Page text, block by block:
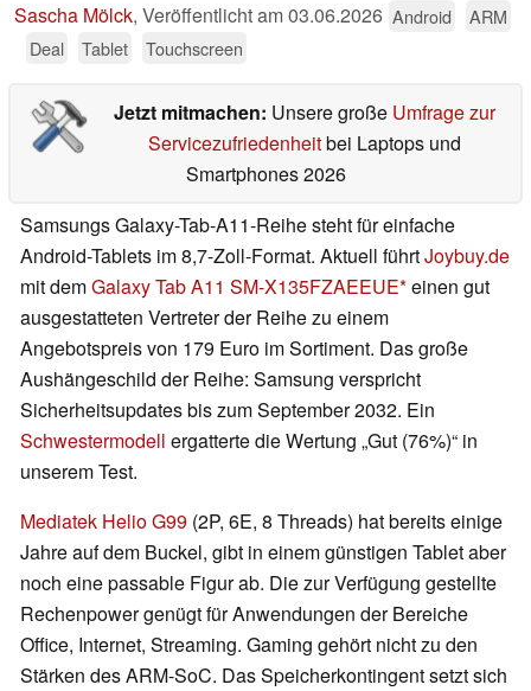
Sascha Mölck, Veröffentlicht am03.06.2026 Android
ARM
Deal
Tablet Touchscreen
Jetzt mitmachen: Unsere große Umfrage zur
Servicezufriedenheitbei Laptops und
Smartphones 2026
Samsungs Galaxy-Tab-A11-Reihe steht für einfache
Android-Tablets im 8,7-Zoll-Format. Aktuell führtJoybuy.de
mit demGalaxy Tab A11 SM-X135FZAEEUE einen gut
ausgestatteten Vertreter der Reihe zu einem
Angebotspreis von 179 Euro im Sortiment. Das große
Aushängeschild der Reihe: Samsung verspricht
Sicherheitsupdates bis zum September 2032. Ein
Schwestermodell ergatterte die Wertung „Gut (76%)“ in
unserem Test.
Mediatek Helio G99 (2P, 6E, 8 Threads) hat bereits einige
Jahre auf dem Buckel, gibt in einem günstigen Tablet aber
noch eine passable Figur ab. Die zur Verfügung gestellte
Rechenpower genügt für Anwendungen der Bereiche
Office, Internet, Streaming. Gaming gehört nicht zu den
Stärken des ARM-SoC. Das Speicherkontingent setzt sich